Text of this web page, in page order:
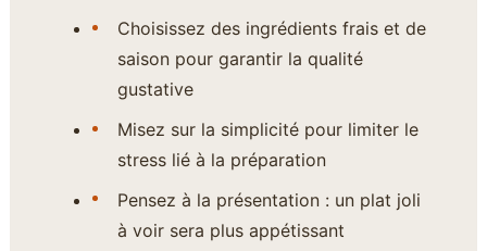
Choisissez des ingrédients frais et de
saison pour garantir la qualité
gustative
Misez sur la simplicité pour limiter le
stress lié à la préparation
Pensez à la présentation : un plat joli
à voir sera plus appétissant